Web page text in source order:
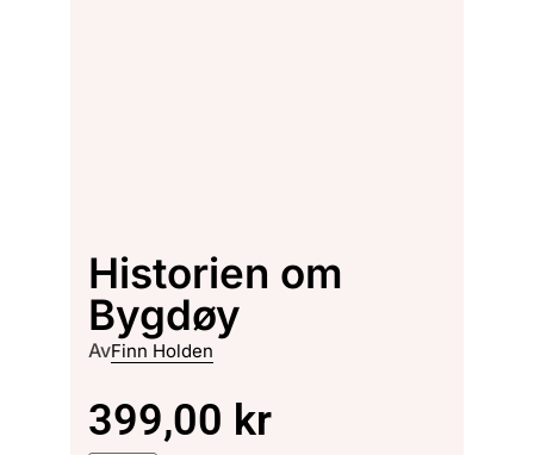
Historien om
Bygdøy
AvFinn Holden
399,00 kr